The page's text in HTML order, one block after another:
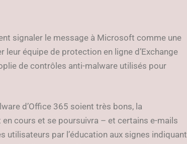
signaler le message à Microsoft comme une
leur équipe de protection en ligne d’Exchange
de contrôles anti-malware utilisés pour
d’Office 365 soient très bons, la
cours et se poursuivra – et certains e-mails
par l’éducation aux signes indiquant